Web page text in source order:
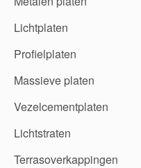
Lichtplaten
Profielplaten
Massieve platen
Vezelcementplaten
Lichtstraten
Terrasoverkappingen